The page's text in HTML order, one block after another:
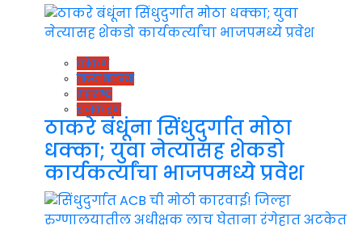
कोकण
ताज्या बातम्या
महाराष्ट्र
राजकारण
ठाकरे बंधूंना सिंधुदुर्गात मोठा
धक्का; युवा नेत्यासह शेकडो
कार्यकर्त्यांचा भाजपमध्ये प्रवेश